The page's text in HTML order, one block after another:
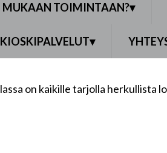
MUKAAN TOIMINTAAN?▾
▾
on kaikille tarjolla herkullista